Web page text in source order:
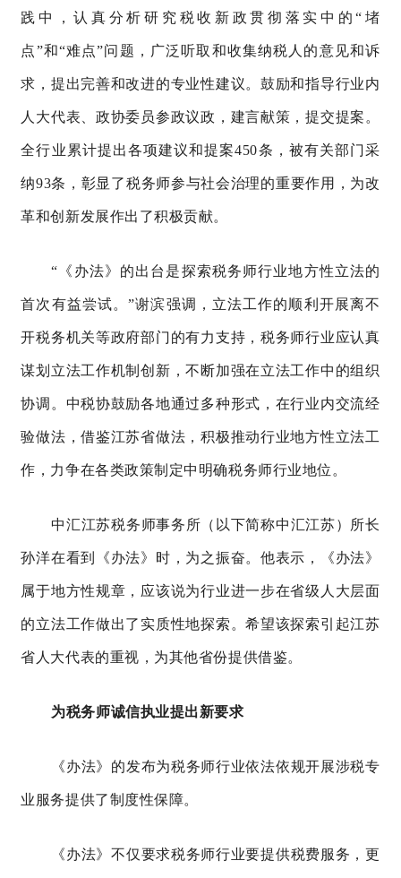
践中，认真分析研究税收新政贯彻落实中的“堵
点”和“难点”问题，广泛听取和收集纳税人的意见和诉
求，提出完善和改进的专业性建议。鼓励和指导行业内
人大代表、政协委员参政议政，建言献策，提交提案。
全行业累计提出各项建议和提案450条，被有关部门采
纳93条，彰显了税务师参与社会治理的重要作用，为改
革和创新发展作出了积极贡献。
“ 《办法》的出台是探索税务师行业地方性立法的
首次有益尝试。”谢滨强调，立法工作的顺利开展离不
开税务机关等政府部门的有力支持，税务师行业应认真
谋划立法工作机制创新，不断加强在立法工作中的组织
协调。 中税协鼓励各地通过多种形式，在行业内交流经
验做法，借鉴江苏省做法，积极推动行业地方性立法工
作，力争在各类政策制定中明确税务师行业地位。
中汇江苏税务师事务所 （ 以下简称中汇江苏） 所长
孙洋在看到《办法》时，为之振奋。他表示， 《办法》
属于地方性规章，应该说为行业进一步在省级人大层面
的立法工作做出了 实质性地探索 。希望该探索引起江苏
省人大代表的重视， 为其他省份提供借鉴。
为税务师诚信执业提出新要求
《办法》的发布为税务师行业依法依规开展涉税专
业服务提供了制度性保障。
《办法》不仅要求税务师行业要提供税费服务，更